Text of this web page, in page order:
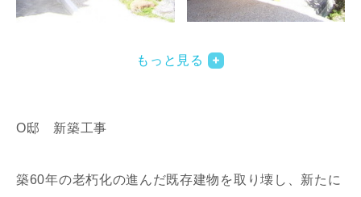
もっと見る
O邸 新築工事
築60年の老朽化の進んだ既存建物を取り壊し、新たに